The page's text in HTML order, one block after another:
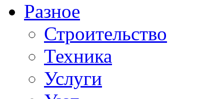
Разное
Строительство
Техника
Услуги